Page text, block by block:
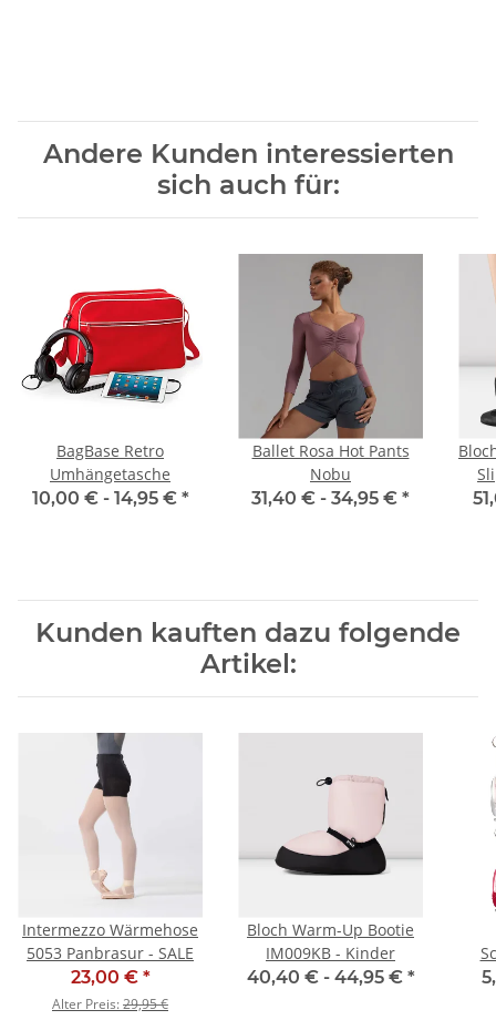
Andere Kunden interessierten
sich auch für:
BagBase Retro
Umhängetasche
10,00 € - 14,95 € *
Ballet Rosa Hot Pants
Nobu
31,40 € - 34,95 € *
Kunden kauften dazu folgende
Artikel:
Intermezzo Wärmehose
5053 Panbrasur - SALE
23,00 € *
Alter Preis:29,95 €
Bloch Warm-Up Bootie
IM009KB - Kinder
40,40 € - 44,95 € *